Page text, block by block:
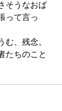
そうなおば
って言っ
む、残念。
たちのこと